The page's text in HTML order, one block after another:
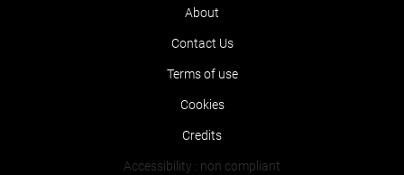
About
Contact Us
Terms of use
Cookies
Credits
Accessibility : non compliant